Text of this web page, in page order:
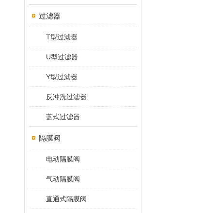
过滤器
T型过滤器
U型过滤器
Y型过滤器
反冲洗过滤器
蓝式过滤器
隔膜阀
电动隔膜阀
气动隔膜阀
直通式隔膜阀